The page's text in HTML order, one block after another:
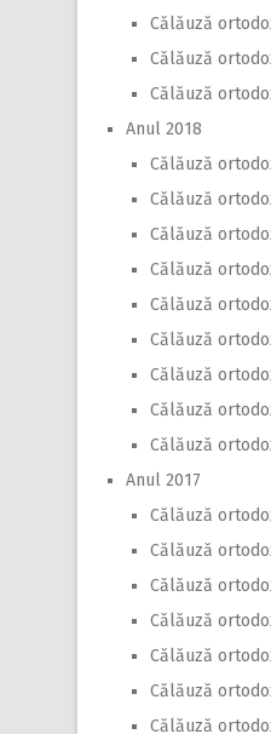
Călăuză
Călăuză
Călăuză
Anul 2018
Călăuză
Călăuză
Călăuză
Călăuză
Călăuză
Călăuză
Călăuză
Călăuză
Călăuză
Anul 2017
Călăuză
Călăuză
Călăuză
Călăuză
Călăuză
Călăuză
Călăuză